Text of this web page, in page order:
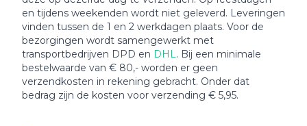
en tijdens weekenden wordt niet geleverd. Leveringen
vinden tussen de 1 en 2 werkdagen plaats. Voor de
bezorgingen wordt samengewerkt met
transportbedrijven DPD en DHL. Bij een minimale
bestelwaarde van € 80,- worden er geen
verzendkosten in rekening gebracht. Onder dat
bedrag zijn de kosten voor verzending € 5,95.